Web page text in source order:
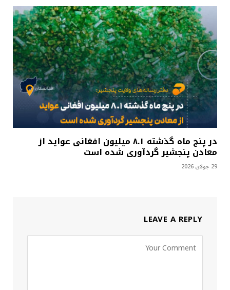
در پنج ماه گذشته ۸.۱ میلیون افغانی عواید از
معادن پنجشیر گردآوری شده است
29 جولای 2026
LEAVE A REPLY